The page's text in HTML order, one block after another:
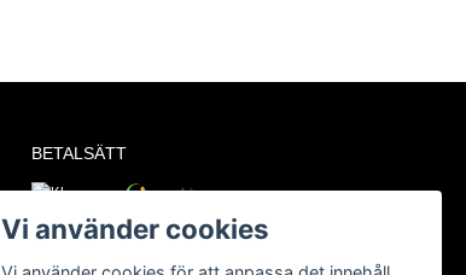
BETALSÄTT
Vi använder cookies